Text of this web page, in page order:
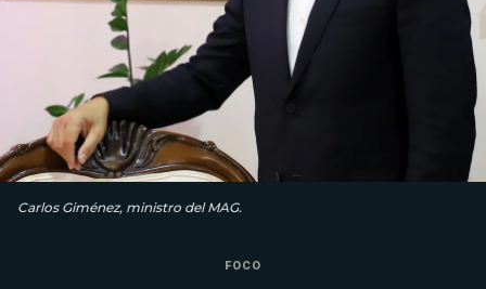
Carlos Giménez, ministro del MAG.
FOCO